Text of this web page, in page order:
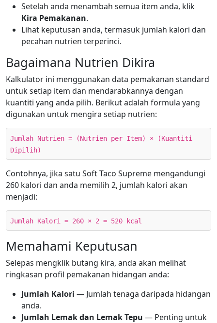
Setelah anda menambah semua item anda, klik
Kira Pemakanan.
Lihat keputusan anda, termasuk jumlah kalori dan
pecahan nutrien terperinci.
Bagaimana Nutrien Dikira
Kalkulator ini menggunakan data pemakanan standard
untuk setiap item dan mendarabkannya dengan
kuantiti yang anda pilih. Berikut adalah formula yang
digunakan untuk mengira setiap nutrien:
Jumlah Nutrien = (Nutrien per Item) × (Kuantiti
Dipilih)
Contohnya, jika satu Soft Taco Supreme mengandungi
260 kalori dan anda memilih 2, jumlah kalori akan
menjadi:
Jumlah Kalori = 260 × 2 = 520 kcal
Memahami Keputusan
Selepas mengklik butang kira, anda akan melihat
ringkasan profil pemakanan hidangan anda:
Jumlah Kalori — Jumlah tenaga daripada hidangan
anda.
Jumlah Lemak dan Lemak Tepu — Penting untuk